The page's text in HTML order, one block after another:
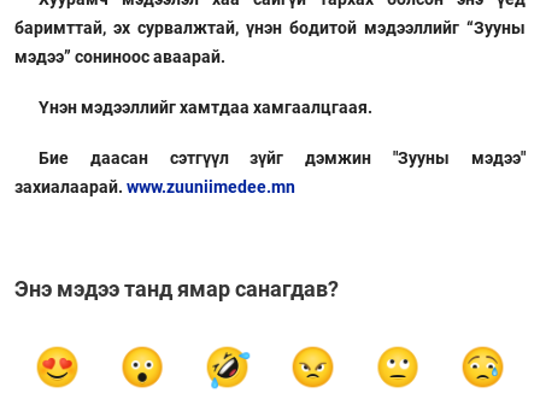
баримттай, эх сурвалжтай, үнэн бодитой мэдээллийг “Зууны
мэдээ” сониноос аваарай.
Үнэн мэдээллийг хамтдаа хамгаалцгаая.
Бие даасан сэтгүүл зүйг дэмжин "Зууны мэдээ"
захиалаарай. www.zuuniimedee.mn
Энэ мэдээ танд ямар санагдав?